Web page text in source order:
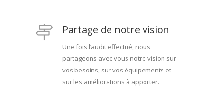
Partage de notre vision
Une fois l’audit effectué, nous
partageons avec vous notre vision sur
vos besoins, sur vos équipements et
sur les améliorations à apporter.